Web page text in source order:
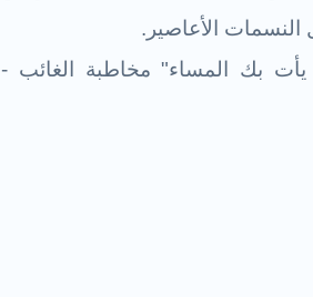
النسمات الأعاصير.
يأت بك المساء" مخاطبة الغائب -